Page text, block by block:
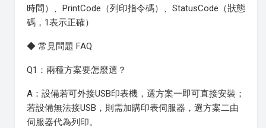
時間）、PrintCode（列印指令碼）、StatusCode（狀態
碼，1表示正確）
◆ 常見問題 FAQ
Q1：兩種方案要怎麼選？
A：設備若可外接USB印表機，選方案一即可直接安裝；
若設備無法接USB，則需加購印表伺服器，選方案二由
伺服器代為列印。